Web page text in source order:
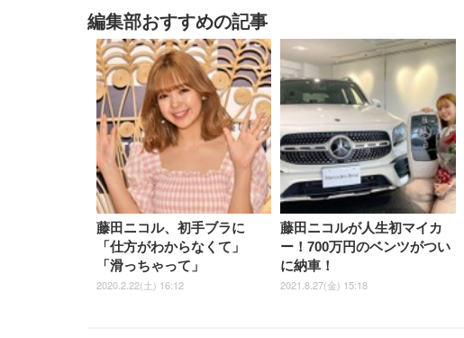
編集部おすすめの記事
藤田ニコル、初手ブラに
「仕方がわからなくて」
「滑っちゃって」
2020.2.22(土) 16:12
藤田ニコルが人生初マイカ
ー！700万円のベンツがつい
に納車！
2021.8.27(金) 15:18